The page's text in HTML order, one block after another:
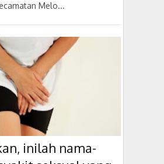
Melo...
inilah nama-